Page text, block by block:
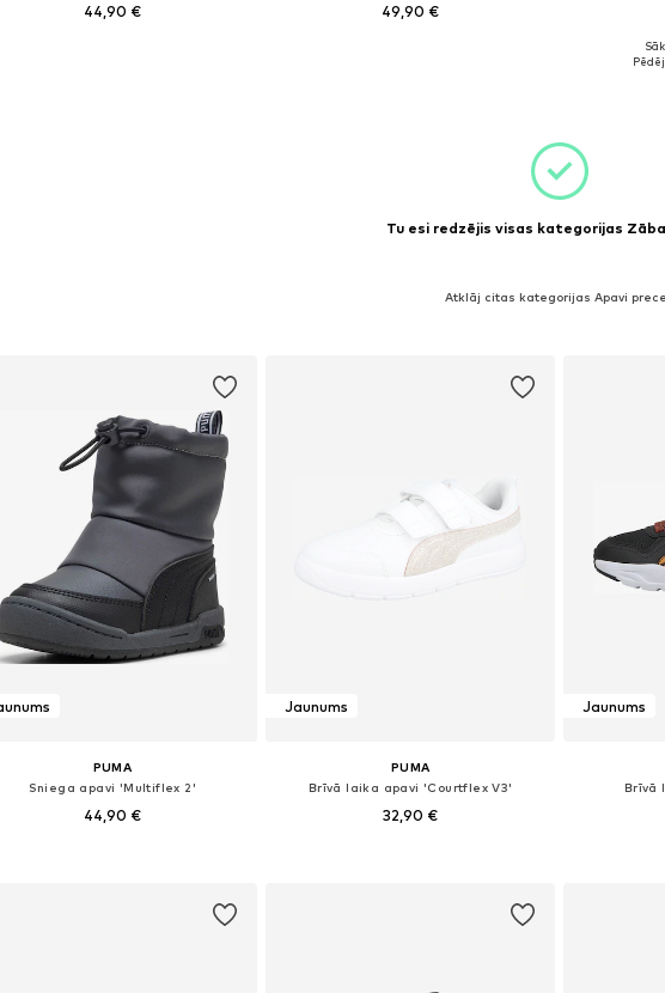
44,90 € 49,90 €
Tu esi redzējis visas kategorijas
Atklāj citas kategorijas Apavi
PUMA
Sniega apavi 'Multiflex 2'
44,90 €
Jaunums
PUMA
Brīvā laika apavi 'Courtflex V3'
32,90 €
Jaunums
Brīvā